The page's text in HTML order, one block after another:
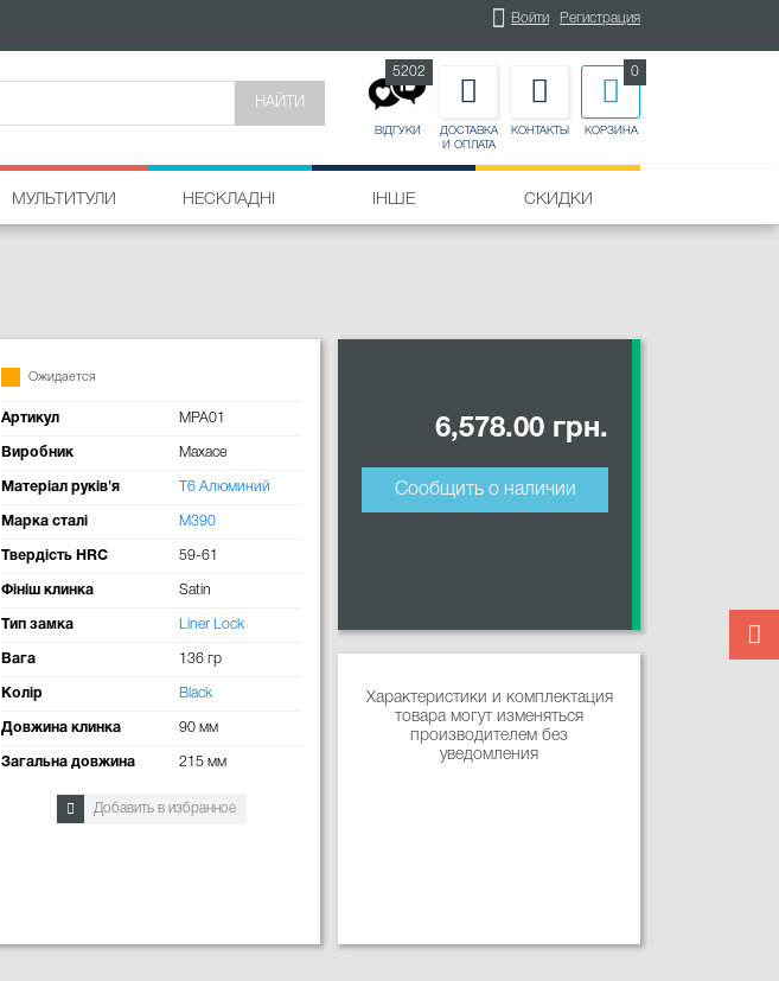
Войти Регистрация
НАЙТИ
ВІДГУКИ
5202
ДОСТАВКА
И ОПЛАТА
КОНТАКТЫ КОРЗИНА
0
МУЛЬТИТУЛИ НЕСКЛАДНІ ІНШЕ СКИДКИ
Ожидается
Артикул MPA01
Виробник Maxace
Матеріал руків'я T6 Алюминий
Марка сталі M390
Твердість HRC 59-61
Фініш клинка Satin
Тип замка Liner Lock
Вага 136 гр
Колір Black
Довжина клинка 90 мм
Загальна довжина 215 мм
Добавить в избранное
6,578.00 грн.
Сообщить о наличии
Характеристики и комплектация
товара могут изменяться
производителем без
уведомления